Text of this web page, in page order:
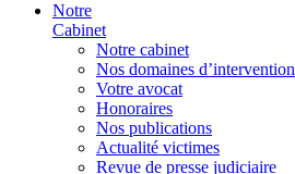
Notre
Cabinet
Notre cabinet
Nos domaines d’intervention
Votre avocat
Honoraires
Nos publications
Actualité victimes
Revue de presse judiciaire